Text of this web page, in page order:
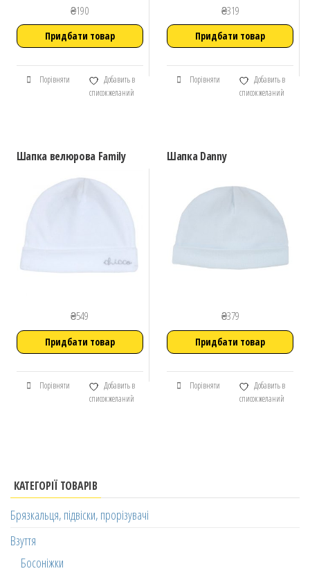
₴190
Придбати товар
Порівняти
Добавить в
список желаний
₴319
Придбати товар
Порівняти
Добавить в
список желаний
Шапка велюрова Family
₴549
Придбати товар
Порівняти
Добавить в
список желаний
Шапка Danny
₴379
Придбати товар
Порівняти
Добавить в
список желаний
КАТЕГОРІЇ ТОВАРІВ
Брязкальця, підвіски, прорізувачі
Взуття
Босоніжки